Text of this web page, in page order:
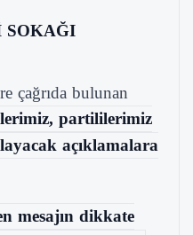
SOKAĞI
çağrıda bulunan
partililerimiz
açıklamalara
mesajın dikkate